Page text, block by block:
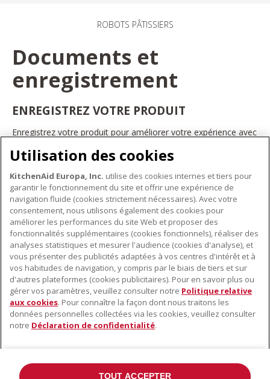
ROBOTS PÂTISSIERS
Documents et
enregistrement
ENREGISTREZ VOTRE PRODUIT
Enregistrez votre produit pour améliorer votre expérience avec
bénéficier d'offres et de promotions exclusives, recevoir des
conseils et des astuces, et bien plus encore.
INSCRIVEZ-VOUS DÈS À PRÉSENT
À PROPOS DE KITCHENAID
À propos de KitchenAid
Histoire de la marque
Communiqués de presse
ODR
NOS PRODUITS
Petits électroménagers
Matériel de cuisine
Accessoires
SERVICE CLIENT
Trouver un magasin
Utilisation des cookies
KitchenAid Europa, Inc. utilise des cookies internes et tiers pour
garantir le fonctionnement du site et offrir une expérience de
navigation fluide (cookies strictement nécessaires). Avec votre
consentement, nous utilisons également des cookies pour
améliorer les performances du site Web et proposer des
fonctionnalités supplémentaires (cookies fonctionnels), réaliser des
analyses statistiques et mesurer l'audience (cookies d'analyse), et
vous présenter des publicités adaptées à vos centres d'intérêt et à
vos habitudes de navigation, y compris par le biais de tiers et sur
d'autres plateformes (cookies publicitaires). Pour en savoir plus ou
gérer vos paramètres, veuillez consulter notre Politique relative
aux cookies. Pour connaître la façon dont nous traitons les
données personnelles collectées via les cookies, veuillez consulter
notre Déclaration de confidentialité.
TOUT ACCEPTER